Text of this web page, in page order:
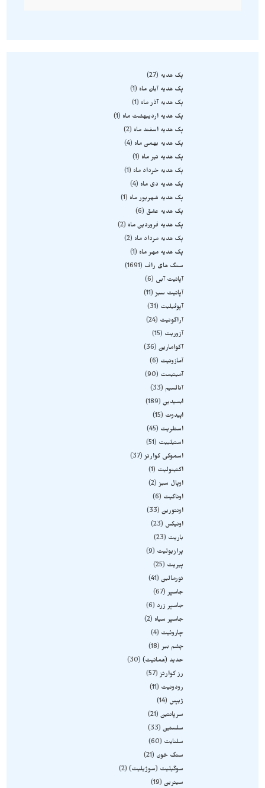
پک هدیه
27
پک هدیه آبان ماه
1
پک هدیه آذر ماه
1
پک هدیه اردیبهشت ماه
1
پک هدیه اسفند ماه
2
پک هدیه بهمن ماه
4
پک هدیه تیر ماه
1
پک هدیه خرداد ماه
1
پک هدیه دی ماه
4
پک هدیه شهریور ماه
1
پک هدیه عشق
6
پک هدیه فروردین ماه
2
پک هدیه مرداد ماه
2
پک هدیه مهر ماه
1
سنگ های راف
1691
آپاتیت آبی
6
آپاتیت سبز
11
آپوفیلیت
31
آراگونیت
24
آزوریت
15
آکوامارین 36
آمازونیت
6
آمیتیست
90
آنالسیم
33
ابسیدین 189
اپیدوت
15
استلریت
45
استیلبیت
51
اسموکی کوارتز
37
اکتینولیت
1
اوپال سبز
2
اوناکیت
6
اونتورین 33
اونیکس
23
باریت
23
پرازیولیت
9
پیریت
25
تورمالین 41
جاسپر
67
جاسپر زرد
6
جاسپر سیاه
2
چاروئیت
4
چشم ببر
18
حدید (هماتیت) 30
رز کوارتز
57
رودونیت
11
ژیپس
14
سرپانتین 21
سلستین 33
سلنایت
60
سنگ خون
21
سوگیلیت (سوژیلیت) 2
سیترین 19